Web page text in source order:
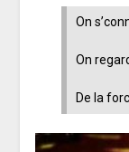
On
On
De la